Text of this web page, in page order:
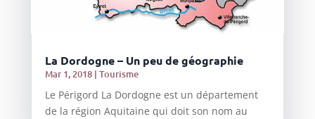
La Dordogne – Un peu de géographie
Mar 1, 2018| Tourisme
Le Périgord La Dordogne est un département
de la région Aquitaine qui doit son nom au